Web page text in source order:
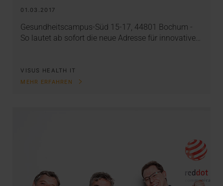
01.03.2017
Gesundheitscampus-Süd 15-17, 44801 Bochum -
So lautet ab sofort die neue Adresse für innovative…
VISUS HEALTH IT
MEHR ERFAHREN